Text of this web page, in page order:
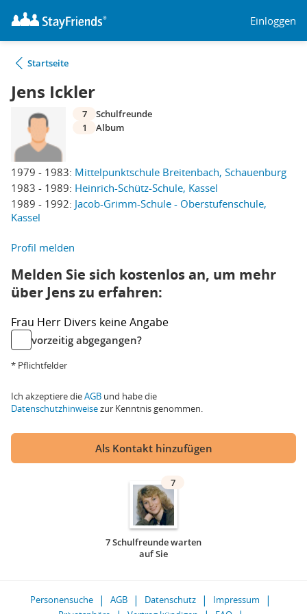
Einloggen
Startseite
Jens Ickler
1979 - 1983: Mittelpunktschule Breitenbach, Schauenburg
1983 - 1989: Heinrich-Schütz-Schule, Kassel
1989 - 1992: Jacob-Grimm-Schule - Oberstufenschule,
Kassel
7
Schulfreunde
1
Album
Profil melden
Melden Sie sich kostenlos an, um mehr
über Jens zu erfahren:
Frau Herr Divers keine Angabe
vorzeitig abgegangen?
* Pflichtfelder
Ich akzeptiere dieAGB und habe die
Datenschutzhinweisezur Kenntnis genommen.
Als Kontakt hinzufügen
7
7 Schulfreunde warten
auf Sie
Personensuche AGB Datenschutz
Impressum